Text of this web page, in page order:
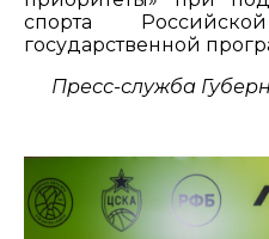
спорта
государственной
Пресс-служба